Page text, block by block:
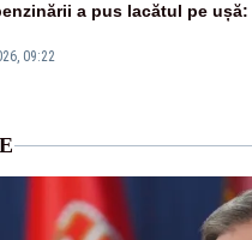
09:22
a pus lacătul pe ușă: